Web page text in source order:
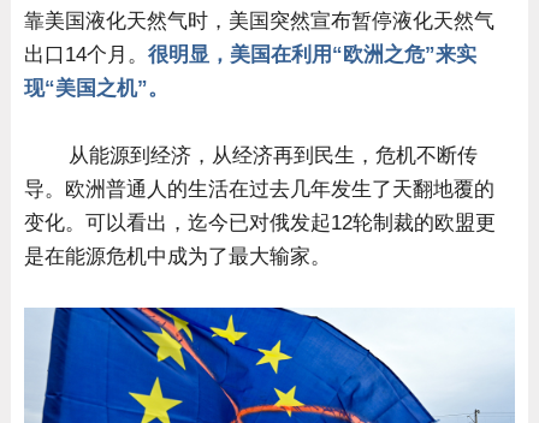
靠美国液化天然气时，美国突然宣布暂停液化天然气
出口14个月。很明显，美国在利用“欧洲之危”来实
现“美国之机”。
从能源到经济，从经济再到民生，危机不断传
导。欧洲普通人的生活在过去几年发生了天翻地覆的
变化。可以看出，迄今已对俄发起12轮制裁的欧盟更
是在能源危机中成为了最大输家。